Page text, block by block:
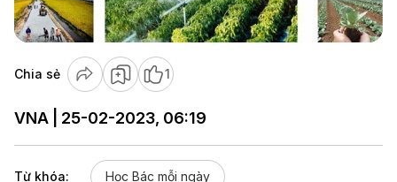
Video
Chia sẻ 1
VNA | 25-02-2023, 06:19
Từ khóa: Học Bác mỗi ngày